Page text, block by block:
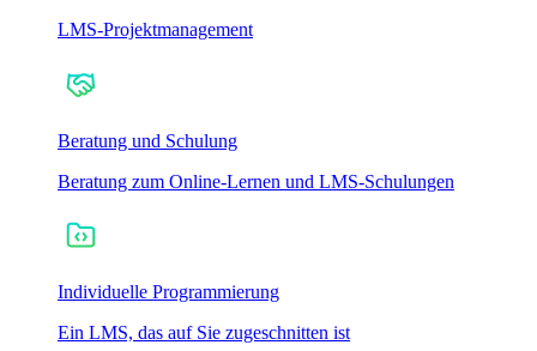
LMS-Projektmanagement
Beratung und Schulung
Beratung zum Online-Lernen und LMS-Schulungen
Individuelle Programmierung
Ein LMS, das auf Sie zugeschnitten ist